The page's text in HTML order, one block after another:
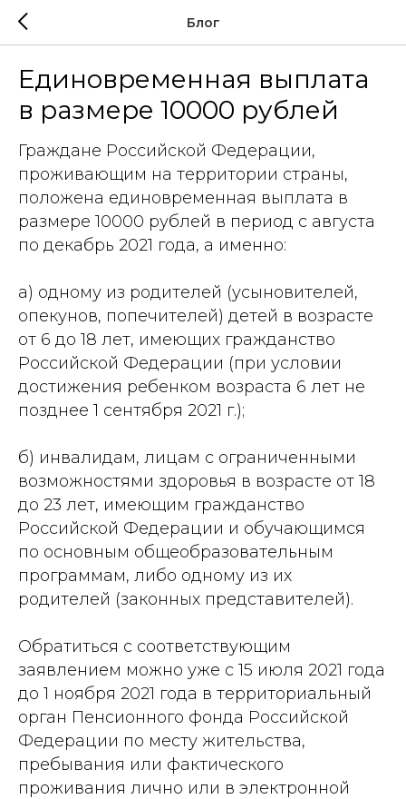
Блог
Единовременная выплата
в размере 10000 рублей
Граждане Российской Федерации,
проживающим на территории страны,
положена единовременная выплата в
размере 10000 рублей в период с августа
по декабрь 2021 года, а именно:
а) одному из родителей (усыновителей,
опекунов, попечителей) детей в возрасте
от 6 до 18 лет, имеющих гражданство
Российской Федерации (при условии
достижения ребенком возраста 6 лет не
позднее 1 сентября 2021 г.);
б) инвалидам, лицам с ограниченными
возможностями здоровья в возрасте от 18
до 23 лет, имеющим гражданство
Российской Федерации и обучающимся
по основным общеобразовательным
программам, либо одному из их
родителей (законных представителей).
Обратиться с соответствующим
заявлением можно уже с 15 июля 2021 года
до 1 ноября 2021 года в территориальный
орган Пенсионного фонда Российской
Федерации по месту жительства,
пребывания или фактического
проживания лично или в электронной